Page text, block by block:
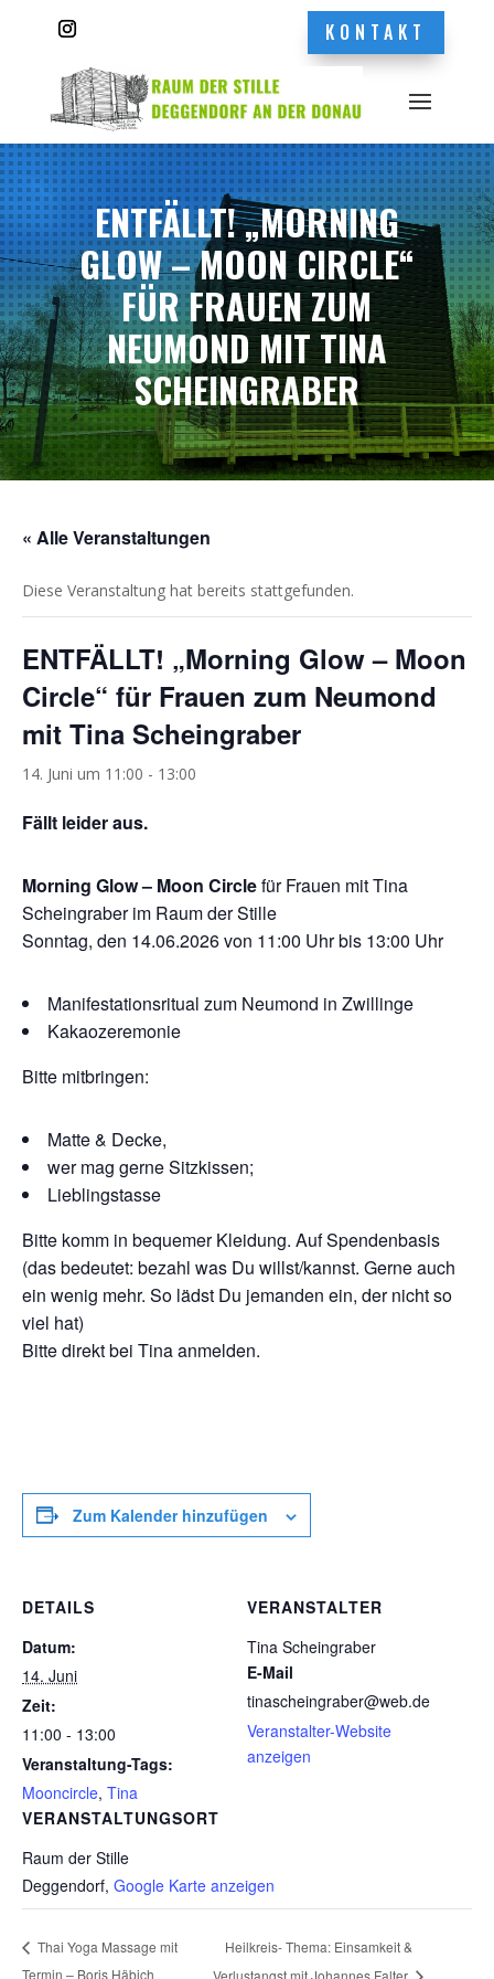
KONTAKT
ENTFÄLLT! „MORNING
GLOW – MOON CIRCLE“
FÜR FRAUEN ZUM
NEUMOND MIT TINA
SCHEINGRABER
« Alle Veranstaltungen
Diese Veranstaltung hat bereits stattgefunden.
ENTFÄLLT! „Morning Glow – Moon
Circle“ für Frauen zum Neumond
mit Tina Scheingraber
14. Juni um 11:00 - 13:00
Fällt leider aus.
Morning Glow – Moon Circlefür Frauen mit Tina
Scheingraber im Raum der Stille
Sonntag, den 14.06.2026 von 11:00 Uhr bis 13:00 Uhr
Manifestationsritual zum Neumond in Zwillinge
Kakaozeremonie
Bitte mitbringen:
Matte & Decke,
wer mag gerne Sitzkissen;
Lieblingstasse
Bitte komm in bequemer Kleidung. Auf Spendenbasis
(das bedeutet: bezahl was Du willst/kannst. Gerne auch
ein wenig mehr. So lädst Du jemanden ein, der nicht so
viel hat)
Bitte direkt bei Tina anmelden.
Zum Kalender hinzufügen
DETAILS
Datum:
14. Juni
Zeit:
11:00 - 13:00
Veranstaltung-Tags:
Mooncircle, Tina
VERANSTALTUNGSORT
Raum der Stille
Deggendorf, Google Karte anzeigen
VERANSTALTER
Tina Scheingraber
E-Mail
tinascheingraber@web.de
Veranstalter-Website
anzeigen
Thai Yoga Massage mit
Termin – Boris Häbich
Heilkreis- Thema: Einsamkeit &
Verlustangst mit Johannes Falter